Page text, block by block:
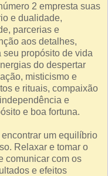
2 empresta suas
e dualidade,
parcerias e
aos detalhes,
propósito de vida
do despertar
misticismo e
e rituais, compaixão
e
e boa fortuna.
um equilíbrio
Relaxar e tomar o
comunicar com os
e efeitos